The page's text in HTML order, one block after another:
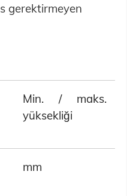
gerektirmeyen
Min. / maks.
yüksekliği
mm